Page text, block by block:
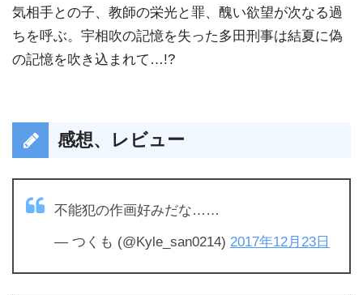
気相手との子、教師の栄光と罪、醜い欲望が次なる過
ちを呼ぶ。宇相吹の記憶を失った多田刑事は結夏に偽
の記憶を吹き込まれて…!?
感想、レビュー
不能犯の作画好みだな……
— つくも (@Kyle_san0214) 2017年12月23日